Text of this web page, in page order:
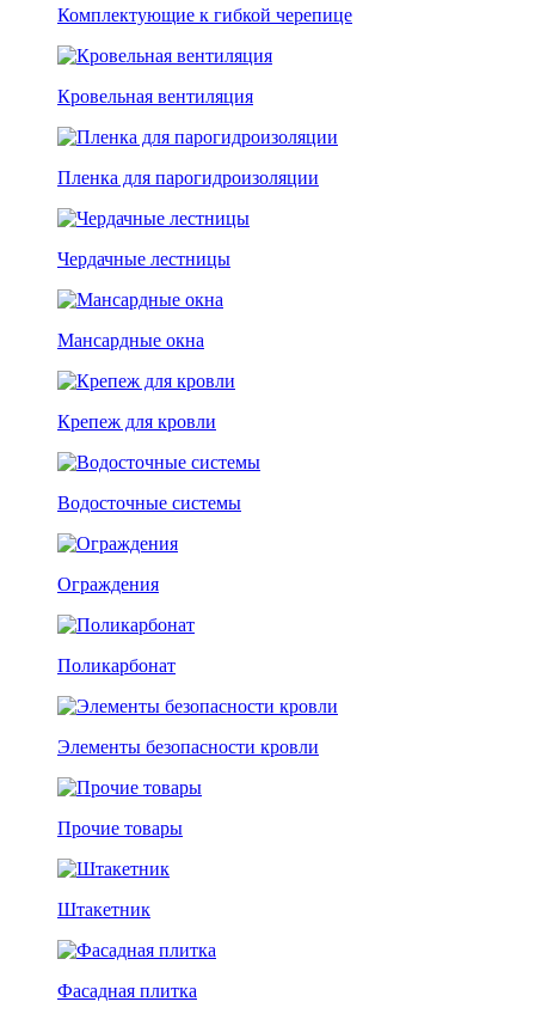
Комплектующие к гибкой черепице
Кровельная вентиляция
Пленка для парогидроизоляции
Чердачные лестницы
Мансардные окна
Крепеж для кровли
Водосточные системы
Ограждения
Поликарбонат
Элементы безопасности кровли
Прочие товары
Штакетник
Фасадная плитка